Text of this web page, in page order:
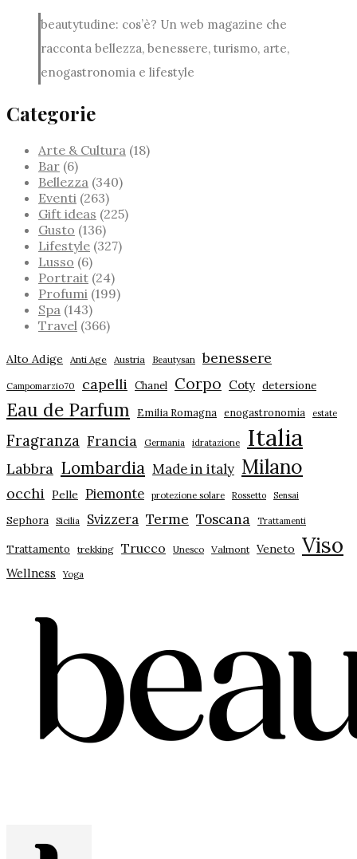
beautytudine: cos’è? Un web magazine che
racconta bellezza, benessere, turismo, arte,
enogastronomia e lifestyle
Categorie
Arte & Cultura (18)
Bar (6)
Bellezza (340)
Eventi (263)
Gift ideas (225)
Gusto (136)
Lifestyle (327)
Lusso (6)
Portrait (24)
Profumi (199)
Spa (143)
Travel (366)
Alto Adige Anti Age Austria Beautysan benessere
Campomarzio70 capelli Chanel Corpo Coty detersione
Eau de Parfum Emilia Romagna enogastronomia estate
Fragranza Francia Germania idratazione Italia
Labbra Lombardia Made in italy Milano
occhi Pelle Piemonte protezione solare Rossetto Sensai
Sephora Sicilia Svizzera Terme Toscana Trattamenti
Trattamento trekking Trucco Unesco Valmont Veneto Viso
Wellness Yoga